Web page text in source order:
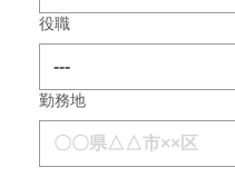
役職
勤務地